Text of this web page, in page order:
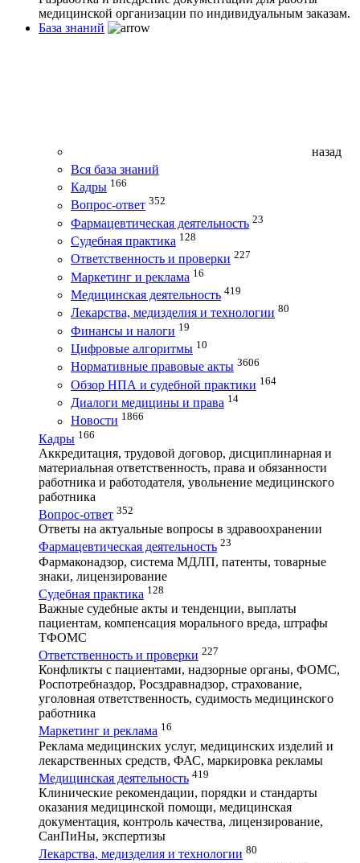
медицинской организации по индивидуальным заказам.
База знаний
назад
Вся база знаний
Кадры 166
Вопрос-ответ 352
Фармацевтическая деятельность 23
Судебная практика 128
Ответственность и проверки 227
Маркетинг и реклама 16
Медицинская деятельность 419
Лекарства, медизделия и технологии 80
Финансы и налоги 19
Цифровые алгоритмы 10
Нормативные правовые акты 3606
Обзор НПА и судебной практики 164
Диалоги медицины и права 14
Новости 1866
Кадры 166
Аккредитация, трудовой договор, дисциплинарная и
материальная ответственность, права и обязанности
работника и работодателя, увольнение медицинского
работника
Вопрос-ответ 352
Ответы на актуальные вопросы в здравоохранении
Фармацевтическая деятельность 23
Фармаконадзор, система МДЛП, патенты, товарные
знаки, лицензирование
Судебная практика 128
Важные судебные акты и тенденции, выплаты
пациентам, компенсация морального вреда, штрафы
ТФОМС
Ответственность и проверки 227
Конфликты с пациентами, надзорные органы, ФОМС,
Роспотребназдор, Росздравнадзор, страхование,
уголовная ответственность, судимость медицинского
работника
Маркетинг и реклама 16
Реклама медицинских услуг, медицинских изделий и
лекарственных средств, ФАС, маркировка рекламы
Медицинская деятельность 419
Клинические рекомендации, порядки и стандарты
оказания медицинской помощи, медицинская
документация, контроль качества, лицензирование,
СанПиНы, экспертизы
Лекарства, медизделия и технологии 80